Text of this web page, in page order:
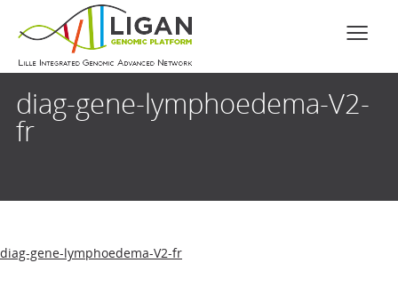
diag-gene-lymphoedema-V2-
fr
diag-gene-lymphoedema-V2-fr